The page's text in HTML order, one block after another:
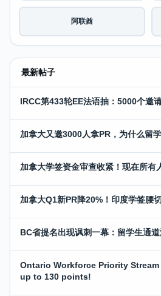
阿联酋
最新帖子
IRCC第433轮EE法语抽：5000个邀
加拿大又邀3000人拿PR，为什么留
加拿大学签资金审查收紧！现在所有
加拿大Q1新PR降20%！印度学签腰
BC省提名出现讽刺一幕：留学生通
Ontario Workforce Priority
up to 130 points!